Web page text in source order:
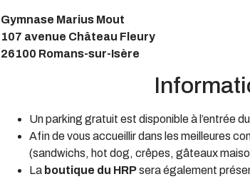
Gymnase Marius Mout
107 avenue Château Fleury
26100 Romans-sur-Isère
Un parking gratuit est disponible à l’entrée
Afin de vous accueillir dans les meilleures
(sandwichs, hot dog, crêpes, gâteaux
La boutique du HRPsera également